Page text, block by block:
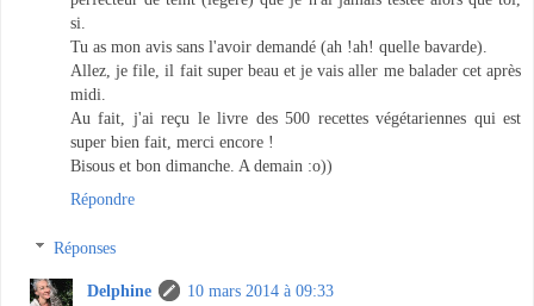
si.
Tu as mon avis sans l'avoir demandé (ah !ah! quelle bavarde).
Allez, je file, il fait super beau et je vais aller me balader cet après
midi.
Au fait, j'ai reçu le livre des 500 recettes végétariennes qui est
super bien fait, merci encore !
Bisous et bon dimanche. A demain :o))
Répondre
Réponses
Delphine
10 mars 2014 à 09:33